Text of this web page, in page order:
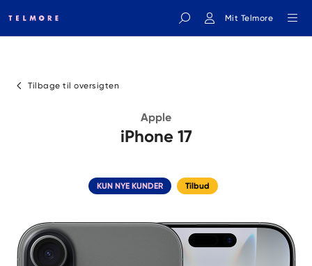
Mit Telmore
Tilbage til oversigten
KUN NYE KUNDER Tilbud
Apple
iPhone 17